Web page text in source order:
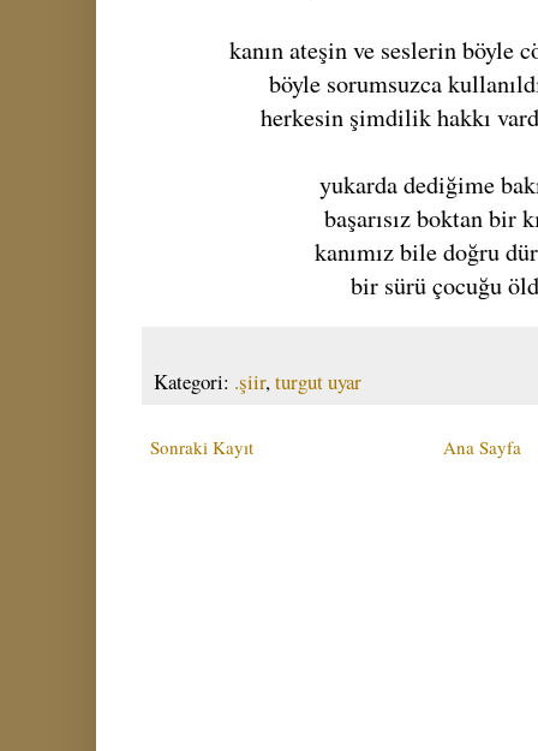
kanın ateşin ve seslerin böyle
böyle sorumsuzca
herkesin şimdilik hakkı
yukarda dediğime
başarısız boktan bir
kanımız bile doğru
bir sürü çocuğu
Kategori: .şiir,turgut uyar
Sonraki Kayıt Ana Sayfa